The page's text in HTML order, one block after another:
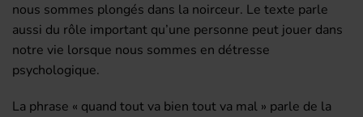
nous sommes plongés dans la noirceur. Le texte parle
aussi du rôle important qu’une personne peut jouer dans
notre vie lorsque nous sommes en détresse
psychologique.
La phrase « quand tout va bien tout va mal » parle de la